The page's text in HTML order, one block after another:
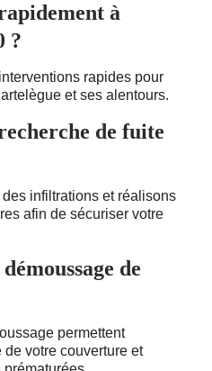
à
?
rapides pour
et ses alentours.
de fuite
infiltrations et réalisons
afin de sécuriser votre
de
permettent
de votre couverture et